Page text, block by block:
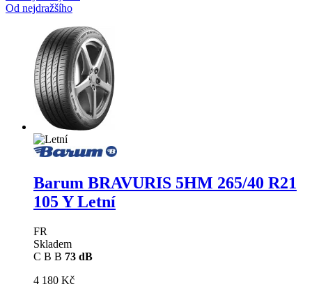
Od nejdražšího
Barum BRAVURIS 5HM 265/40 R21
105 Y Letní
FR
Skladem
C B B 73 dB
4 180 Kč